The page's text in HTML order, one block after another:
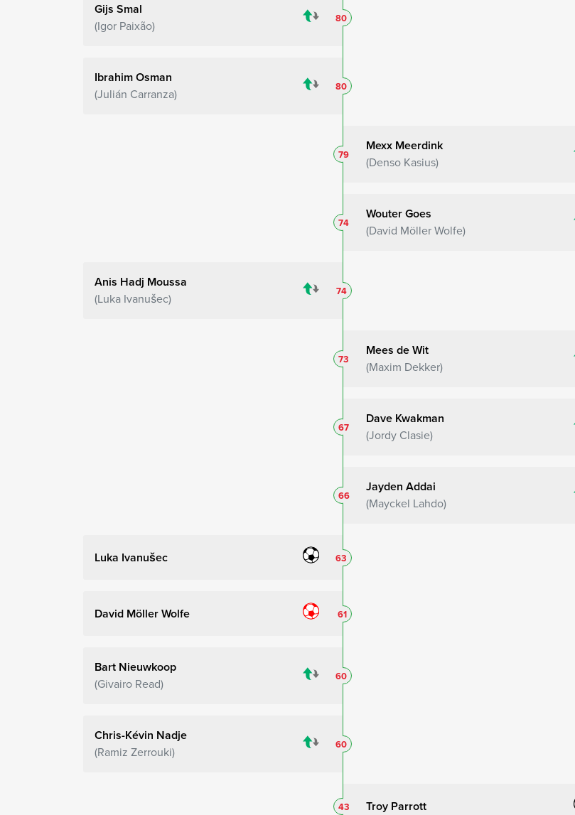
Gijs Smal
Igor Paixão
80
Ibrahim Osman
Julián Carranza
80
Mexx Meerdink
Denso Kasius
79
Wouter Goes
David Möller Wolfe
74
Anis Hadj Moussa
Luka Ivanušec
74
Mees de Wit
Maxim Dekker
73
Dave Kwakman
Jordy Clasie
67
Jayden Addai
Mayckel Lahdo
66
Luka Ivanušec 63
David Möller Wolfe 61
Bart Nieuwkoop
Givairo Read
60
Chris-Kévin Nadje
Ramiz Zerrouki
60
Troy Parrott
43